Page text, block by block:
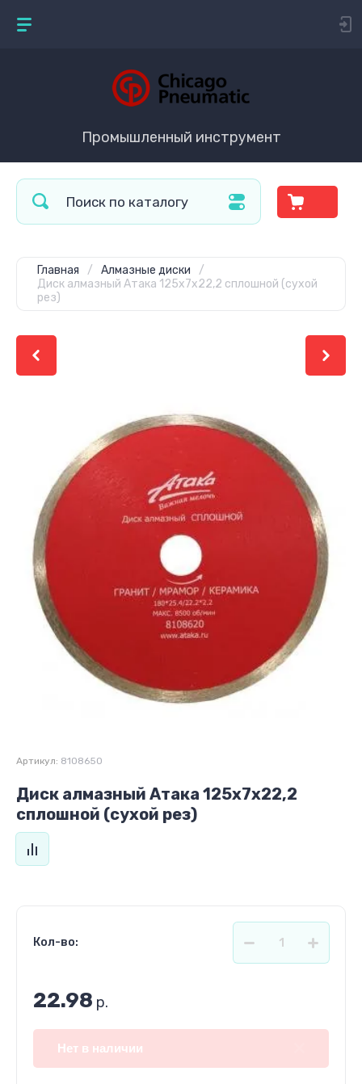
Промышленный инструмент
Главная / Алмазные диски
/
Диск алмазный Атака 125x7x22,2 сплошной (сухой
рез)
Артикул: 8108650
Диск алмазный Атака 125x7x22,2
сплошной (сухой рез)
Кол-во:
22.98 р.
Нет в наличии